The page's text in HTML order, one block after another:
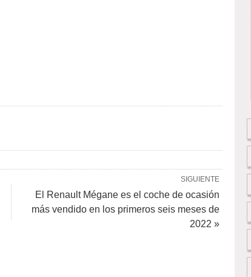
SIGUIENTE
El Renault Mégane es el coche de ocasión
más vendido en los primeros seis meses de
2022 »